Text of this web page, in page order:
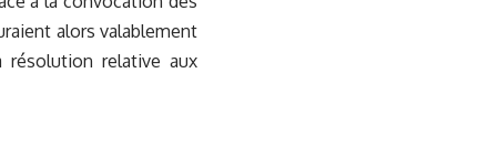
alors valablement
relative aux